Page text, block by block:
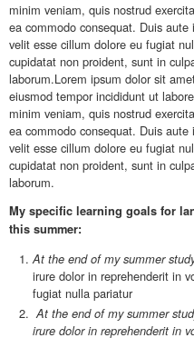
minim veniam, quis nostrud
ea commodo consequat. Duis
velit esse cillum dolore eu fugiat
cupidatat non proident, sunt in
laborum.Lorem ipsum dolor sit
eiusmod tempor incididunt ut
minim veniam, quis nostrud
ea commodo consequat. Duis
velit esse cillum dolore eu fugiat
cupidatat non proident, sunt in
laborum.
My specific learning goals for
this summer:
At the end of my summer
irure dolor in reprehenderit in
fugiat nulla pariatur
At the end of my summer
irure dolor in reprehenderit in